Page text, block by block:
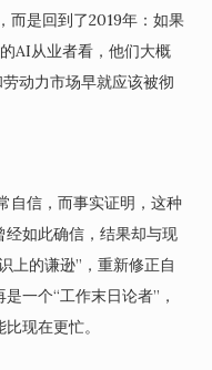
而是回到了2019年：如果
AI从业者看，他们大概
动力市场早就应该被彻
自信，而事实证明，这种
如此确信，结果却与现
上的谦逊”，重新修正自
一个“工作末日论者”，
现在更忙。